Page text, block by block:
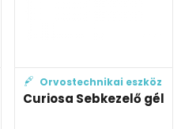
Orvostechnikai eszköz
Curiosa Sebkezelő gél